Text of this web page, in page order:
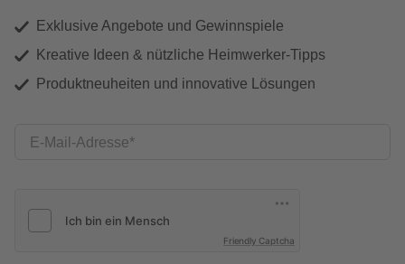
Exklusive Angebote und Gewinnspiele
Kreative Ideen & nützliche Heimwerker-Tipps
Produktneuheiten und innovative Lösungen
E-Mail-Adresse
Friendly Captcha